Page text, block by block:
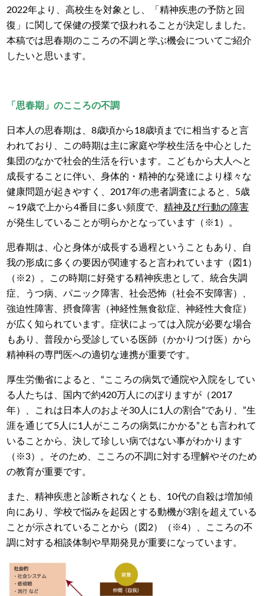
2022年より、高校生を対象とし、「精神疾患の予防と回
復」に関して保健の授業で扱われることが決定しました。
本稿では思春期のこころの不調と学ぶ機会についてご紹介
したいと思います。
「思春期」のこころの不調
日本人の思春期は、8歳頃から18歳頃までに相当すると言
われており、この時期は主に家庭や学校生活を中心とした
集団のなかで社会的生活を行います。こどもから大人へと
成長することに伴い、身体的・精神的な発達により様々な
健康問題が起きやすく、2017年の患者調査によると、5歳
～19歳で上から4番目に多い頻度で、精神及び行動の障害
が発生していることが明らかとなっています（ ※1） 。
思春期は、心と身体が成長する過程ということもあり、自
我の形成に多くの要因が関連すると言われています（図1）
（ ※2）
。この時期に好発する精神疾患として、統合失調
症、うつ病、パニック障害、社会恐怖（社会不安障害）、
強迫性障害、摂食障害（神経性無食欲症、神経性大食症）
が広く知られています。症状によっては入院が必要な場合
もあり、普段から受診している医師（かかりつけ医）から
精神科の専門医への適切な連携が重要です。
厚生労働省によると、“こころの病気で通院や入院をしてい
る人たちは、国内で約420万人にのぼりますが（2017
年）、これは日本人のおよそ30人に1人の割合”であり、”生
涯を通じて5人に1人がこころの病気にかかる”とも言われて
いることから、決して珍しい病ではない事がわかります
（ ※3）
。そのため、こころの不調に対する理解やそのため
の教育が重要です。
また、精神疾患と診断されなくとも、10代の自殺は増加傾
向にあり、学校で悩みを起因とする動機が3割を超えている
ことが示されていることから（図2）（ ※4）
、こころの不
調に対する相談体制や早期発見が重要になっています。